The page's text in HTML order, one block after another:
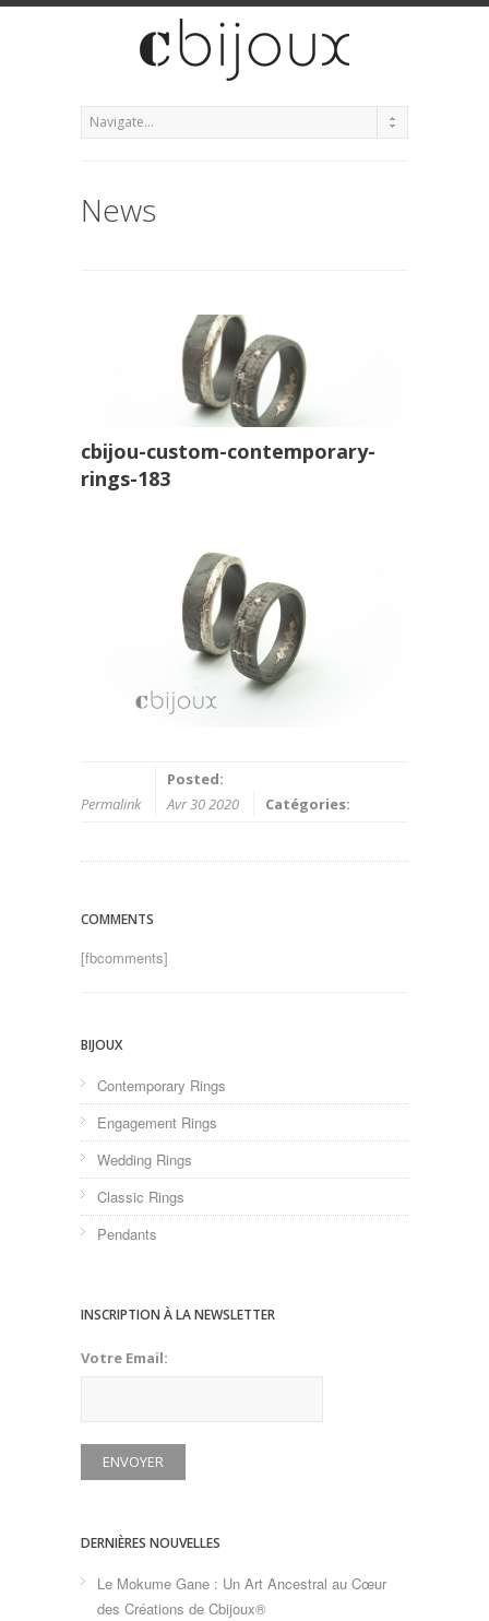
News
cbijou-custom-contemporary-
rings-183
Permalink
Posted:
Avr 30 2020
Catégories:
COMMENTS
[fbcomments]
BIJOUX
Contemporary Rings
Engagement Rings
Wedding Rings
Classic Rings
Pendants
INSCRIPTION À LA NEWSLETTER
Votre Email:
DERNIÈRES NOUVELLES
Le Mokume Gane : Un Art Ancestral au Cœur
des Créations de Cbijoux®